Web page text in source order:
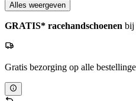
Alles weergeven
GRATIS* racehandschoenen bij
Gratis bezorging op alle